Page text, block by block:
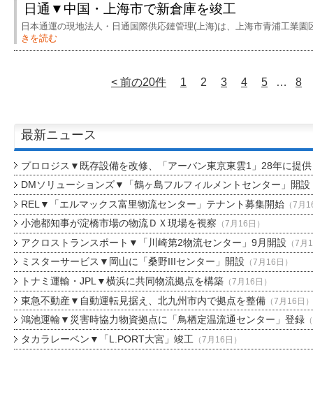
日通▼中国・上海市で新倉庫を竣工
日本通運の現地法人・日通国際供応鏈管理(上海)は、上海市青浦工業
きを読む
< 前の20件 1 2 3 4 5 … 8
最新ニュース
プロロジス▼既存設備を改修、「アーバン東京東雲1」28年に提供
DMソリューションズ▼「鶴ヶ島フルフィルメントセンター」開設
REL▼「エルマックス富里物流センター」テナント募集開始（7月
小池都知事が淀橋市場の物流ＤＸ現場を視察 （7月16日）
アクロストランスポート▼「川崎第2物流センター」9月開設 （7月
ミスターサービス▼岡山に「桑野IIIセンター」開設 （7月16日）
トナミ運輸・JPL▼横浜に共同物流拠点を構築（7月16日）
東急不動産▼自動運転見据え、北九州市内で拠点を整備（7月16日）
鴻池運輸▼災害時協力物資拠点に「鳥栖定温流通センター」登録
タカラレーベン▼「L.PORT大宮」竣工 （7月16日）